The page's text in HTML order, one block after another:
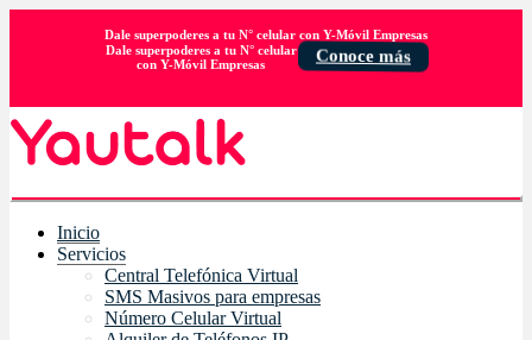
Dale superpoderes a tu N° celular con Y-Móvil Empresas
Dale superpoderes a tu N° celular
con Y-Móvil Empresas
Conoce más
Inicio
Servicios
Central Telefónica Virtual
SMS Masivos para empresas
Número Celular Virtual